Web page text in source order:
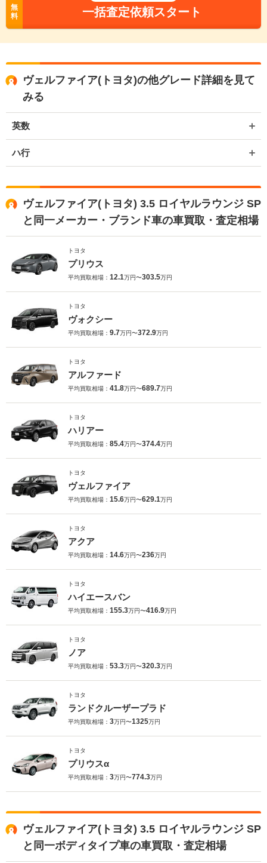
無
料
一括査定依頼スタート
ヴェルファイア(トヨタ)の他グレード詳細を見て
みる
英数
ハ行
ヴェルファイア(トヨタ) 3.5 ロイヤルラウンジ SP
と同一メーカー・ブランド車の車買取・査定相場
トヨタ
プリウス
平均買取相場： 12.1万円〜303.5万円
トヨタ
ヴォクシー
平均買取相場： 9.7万円〜372.9万円
トヨタ
アルファード
平均買取相場： 41.8万円〜689.7万円
トヨタ
ハリアー
平均買取相場： 85.4万円〜374.4万円
トヨタ
ヴェルファイア
平均買取相場： 15.6万円〜629.1万円
トヨタ
アクア
平均買取相場： 14.6万円〜236万円
トヨタ
ハイエースバン
平均買取相場： 155.3万円〜416.9万円
トヨタ
ノア
平均買取相場： 53.3万円〜320.3万円
トヨタ
ランドクルーザープラド
平均買取相場： 3万円〜1325万円
トヨタ
プリウスα
平均買取相場： 3万円〜774.3万円
ヴェルファイア(トヨタ) 3.5 ロイヤルラウンジ SP
と同一ボディタイプ車の車買取・査定相場